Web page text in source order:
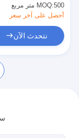
MOQ:500 متر مربع
أحصل على آخر سعر
نتحدث الآن